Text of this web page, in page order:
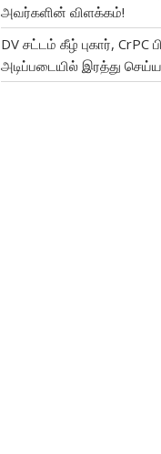
அவர்களின் விளக்கம்!
DV சட்டம் கீழ் புகார், CrPC
அடிப்படையில் இரத்து